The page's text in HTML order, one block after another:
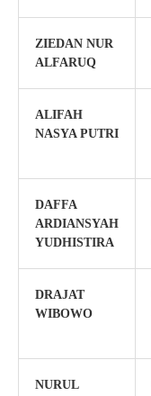
ZIEDAN NUR
ALFARUQ
ALIFAH
NASYA PUTRI
DAFFA
ARDIANSYAH
YUDHISTIRA
DRAJAT
WIBOWO
NURUL